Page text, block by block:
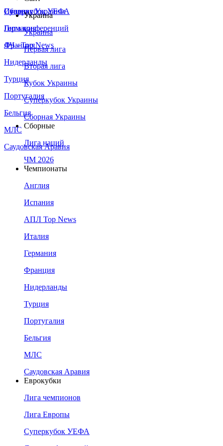
Сборная Украины
Италия
Германия
Франция
Нидерланды
Турция
Португалия
Бельгия
МЛС
Саудовская Аравия
Суперкубок УЕФА
Лига конференций
ЛЧ - Top News
Украина
Украина
Первая лига
Вторая лига
Кубок Украины
Суперкубок Украины
Сборная Украины
Сборные
Лига наций
ЧМ 2026
Чемпионаты
Англия
Испания
АПЛ Top News
Италия
Германия
Франция
Нидерланды
Турция
Португалия
Бельгия
МЛС
Саудовская Аравия
Еврокубки
Лига чемпионов
Лига Европы
Суперкубок УЕФА